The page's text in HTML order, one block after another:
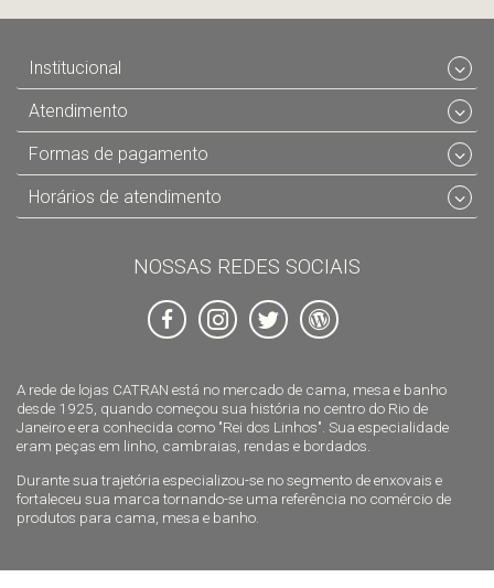
A rede de lojas CATRAN está no mercado de cama, mesa e banho
desde 1925, quando começou sua história no centro do Rio de
Janeiro e era conhecida como "Rei dos Linhos". Sua especialidade
eram peças em linho, cambraias, rendas e bordados.
Durante sua trajetória especializou-se no segmento de enxovais e
fortaleceu sua marca tornando-se uma referência no comércio de
produtos para cama, mesa e banho.
Institucional
Atendimento
Formas de pagamento
Horários de atendimento
NOSSAS REDES SOCIAIS